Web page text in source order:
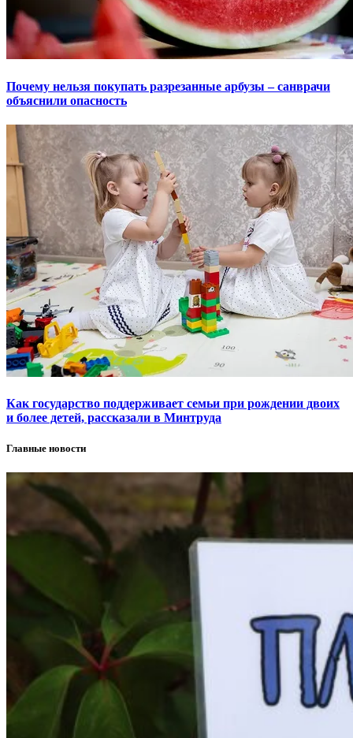
Почему нельзя покупать разрезанные арбузы – санврачи
объяснили опасность
Как государство поддерживает семьи при рождении двоих
и более детей, рассказали в Минтруда
Главные новости